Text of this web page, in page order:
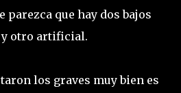
parezca que hay dos bajos
y otro artificial.
los graves muy bien es